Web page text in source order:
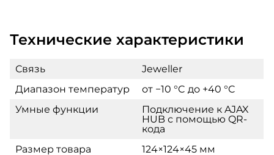
Технические характеристики
Связь
Jeweller
Диапазон температур
от −10 °C до +40 °C
Умные функции
Подключение к AJAX
HUB с помощью QR-
кода
Размер товара
124×124×45 мм